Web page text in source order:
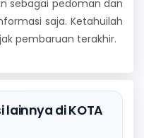
sebagai pedoman dan
saja. Ketahuilah
pembaruan terakhir.
di KOTA